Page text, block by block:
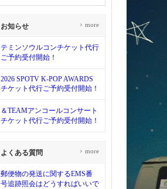
お知らせ
テミンソウルコンチケット代行
ご予約受付開始！
2026 SPOTV K-POP AWARDS
チケット代行ご予約受付開始！
＆TEAMアンコールコンサート
チケット代行ご予約受付開始！
› more
よくある質問
郵便物の発送に関するEMS番
号追跡照会はどうすればいいで
› more